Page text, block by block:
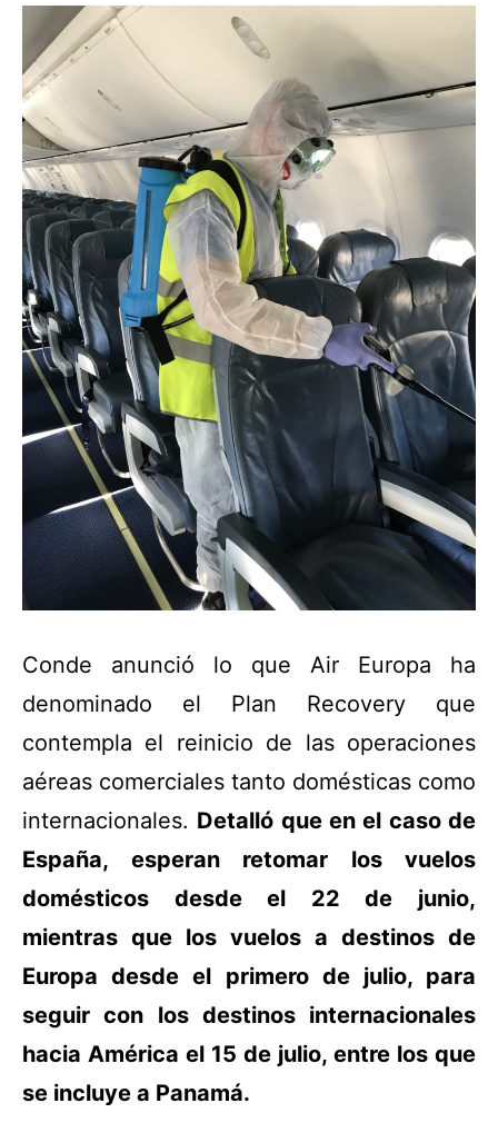
Conde anunció lo que Air Europa ha
denominado el Plan Recovery que
contempla el reinicio de las operaciones
aéreas comerciales tanto domésticas como
internacionales. Detalló que en el caso de
España, esperan retomar los vuelos
domésticos desde el 22 de junio,
mientras que los vuelos a destinos de
Europa desde el primero de julio, para
seguir con los destinos internacionales
hacia América el 15 de julio, entre los que
se incluye a Panamá.